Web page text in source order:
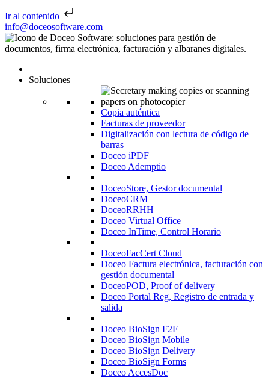
Ir al contenido
Saltar al contenido
info@doceosoftware.com
Soluciones
Copia auténtica
Facturas de proveedor
Digitalización con lectura de código de
barras
Doceo iPDF
Doceo Ademptio
DoceoStore, Gestor documental
DoceoCRM
DoceoRRHH
Doceo Virtual Office
Doceo InTime, Control Horario
DoceoFacCert Cloud
Doceo Factura electrónica, facturación con
gestión documental
DoceoPOD, Proof of delivery
Doceo Portal Reg, Registro de entrada y
salida
Doceo BioSign F2F
Doceo BioSign Mobile
Doceo BioSign Delivery
Doceo BioSign Forms
Doceo AccesDoc